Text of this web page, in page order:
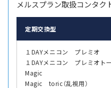
メルスプラン取扱コンタク
定期交換型
１DAYメニコン プレミオ
１DAYメニコン プレミオト
Magic
Magic toric（乱視用）